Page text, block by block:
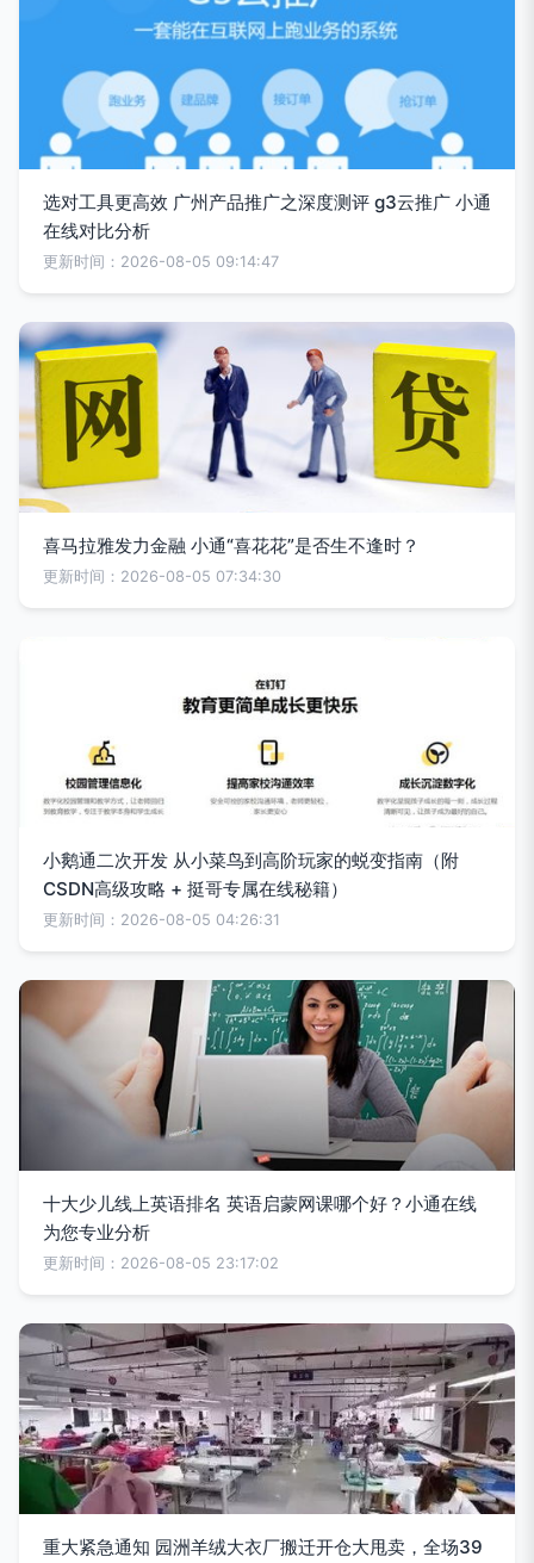
选对工具更高效 广州产品推广之深度测评 g3云推广 小通
在线对比分析
更新时间：2026-08-05 09:14:47
喜马拉雅发力金融 小通“喜花花”是否生不逢时？
更新时间：2026-08-05 07:34:30
小鹅通二次开发 从小菜鸟到高阶玩家的蜕变指南（附
CSDN高级攻略 + 挺哥专属在线秘籍）
更新时间：2026-08-05 04:26:31
十大少儿线上英语排名 英语启蒙网课哪个好？小通在线
为您专业分析
更新时间：2026-08-05 23:17:02
重大紧急通知 园洲羊绒大衣厂搬迁开仓大甩卖，全场39